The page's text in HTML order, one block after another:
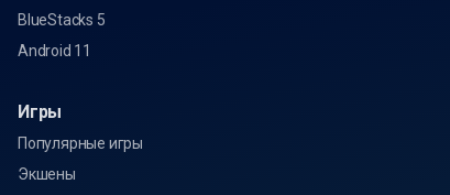
BlueStacks 5
Android 11
Игры
Популярные игры
Экшены